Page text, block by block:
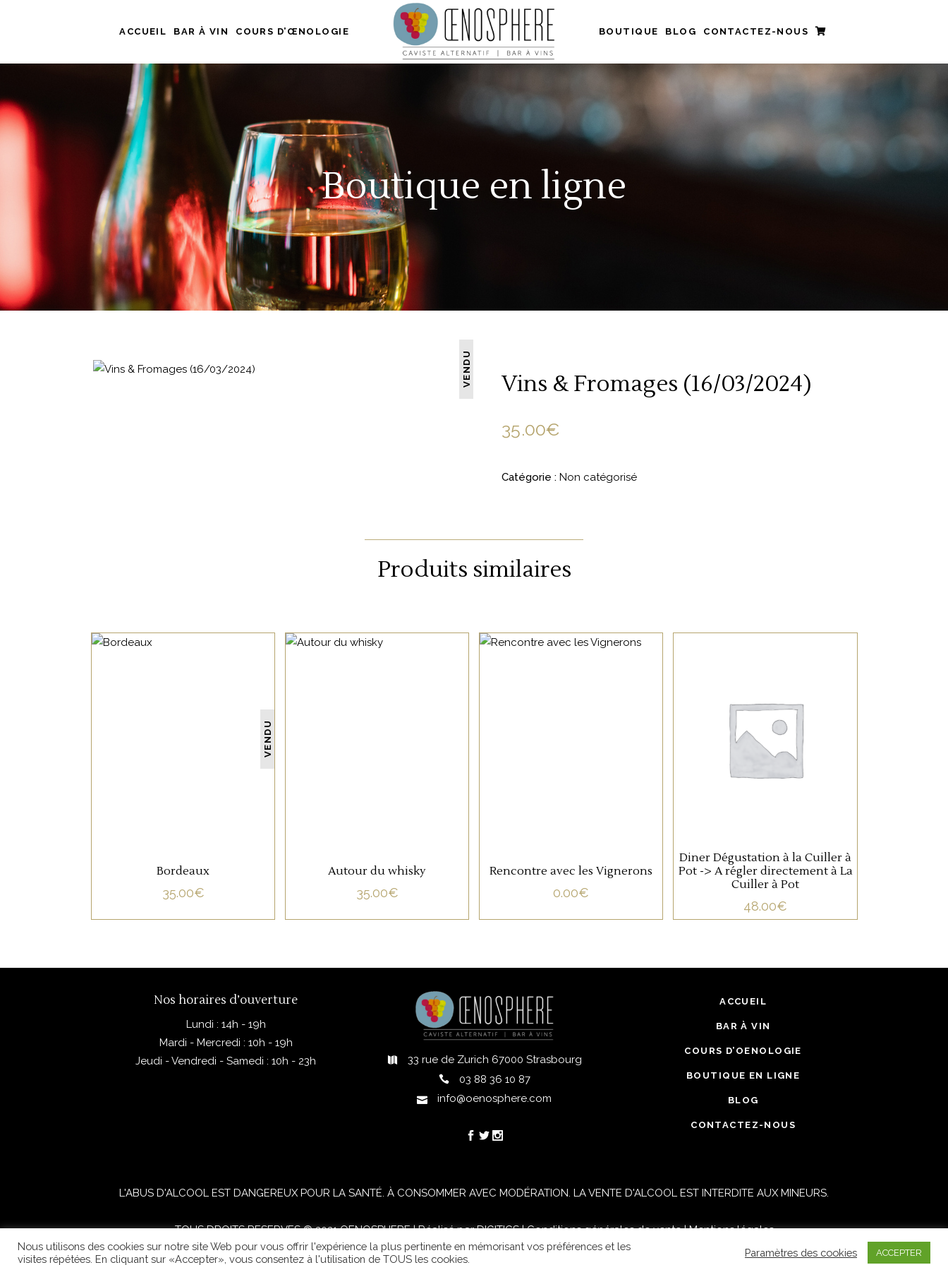
ACCUEIL BAR À VIN COURS D’ŒNOLOGIE BOUTIQUE BLOG CONTACTEZ-NOUS
Boutique en ligne
VENDU Vins & Fromages (16/03/2024)
35.00€
Catégorie : Non catégorisé
Produits similaires
VENDU
Bordeaux
35.00€
Autour du whisky
35.00€
Rencontre avec les Vignerons
0.00€
NON CATÉGORISÉ
LIRE LA SUITE
Diner Dégustation à la Cuiller à
Pot -> A régler directement à La
Cuiller à Pot
48.00€
Nos horaires d’ouverture
Lundi : 14h - 19h
Mardi - Mercredi : 10h - 19h
Jeudi - Vendredi - Samedi : 10h - 23h
33 rue de Zurich 67000 Strasbourg
03 88 36 10 87
info@oenosphere.com
ACCUEIL
BAR À VIN
COURS D’OENOLOGIE
BOUTIQUE EN LIGNE
BLOG
CONTACTEZ-NOUS
L'ABUS D'ALCOOL EST DANGEREUX POUR LA SANTÉ. À CONSOMMER AVEC MODÉRATION. LA VENTE D'ALCOOL EST INTERDITE AUX MINEURS.
TOUS DROITS RESERVES © 2021 OENOSPHERE | Réalisé parDIGITICS|Conditions générales de vente|Mentions légales
Nous utilisons des cookies sur notre site Web pour vous offrir l'expérience la plus pertinente en mémorisant vos préférences et les
visites répétées. En cliquant sur «Accepter», vous consentez à l'utilisation de TOUS les cookies.
Paramètres des cookies ACCEPTER